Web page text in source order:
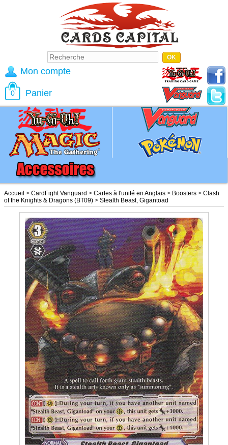
Accueil > CardFight Vanguard > Cartes à l'unité en Anglais > Boosters > Clash
of the Knights & Dragons (BT09) > Stealth Beast, Gigantoad
Mon compte
0 Panier